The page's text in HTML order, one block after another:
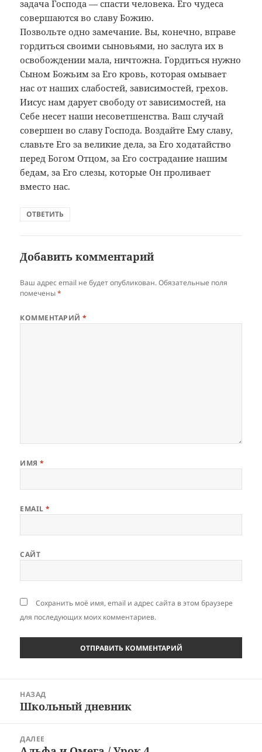
задача Господа — спасти человека. Его чудеса
совершаются во славу Божию.
Позвольте одно замечание. Вы, конечно, вправе
гордиться своими сыновьями, но заслуга их в
освобождении мала, ничтожна. Гордиться нужно
Сыном Божьим за Его кровь, которая омывает
нас от наших слабостей, зависимостей, грехов.
Иисус нам дарует свободу от зависимостей, на
Себе несет наши несоветшенства. Ваш случай
совершен во славу Господа. Воздайте Ему славу,
славьте Его за великие дела, за Его ходатайство
перед Богом Отцом, за Его сострадание нашим
бедам, за Его слезы, которые Он проливает
вместо нас.
ОТВЕТИТЬ
Добавить комментарий
Ваш адрес email не будет опубликован. Обязательные поля
помечены*
КОММЕНТАРИЙ*
ИМЯ*
EMAIL*
САЙТ
Сохранить моё имя, email и адрес сайта в этом браузере
для последующих моих комментариев.
записям
НАЗАД
Предыдущая
Школьный дневник
ДАЛЕЕ